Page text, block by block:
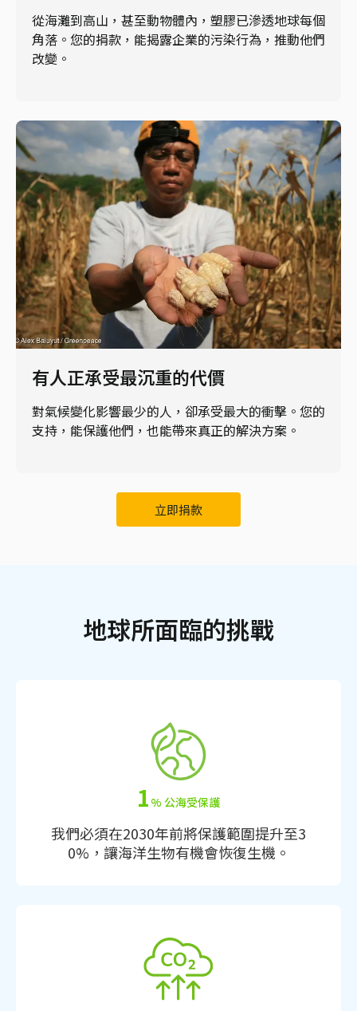
從海灘到高山，甚至動物體內，塑膠已滲透地球每個
角落。您的捐款，能揭露企業的污染行為，推動他們
改變。
有人正承受最沉重的代價
對氣候變化影響最少的人，卻承受最大的衝擊。您的
支持，能保護他們，也能帶來真正的解決方案。
立即捐款
地球所面臨的挑戰
1 % 公海受保護
我們必須在2030年前將保護範圍提升至3
0%，讓海洋生物有機會恢復生機。